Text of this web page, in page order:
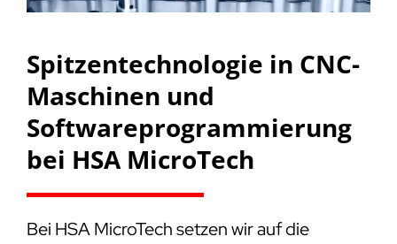
Spitzentechnologie in CNC-
Maschinen und
Softwareprogrammierung
bei HSA MicroTech
Bei HSA MicroTech setzen wir auf die